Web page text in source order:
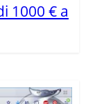
1000 € a